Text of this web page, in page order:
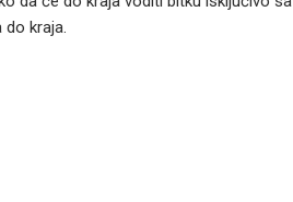
kraja.